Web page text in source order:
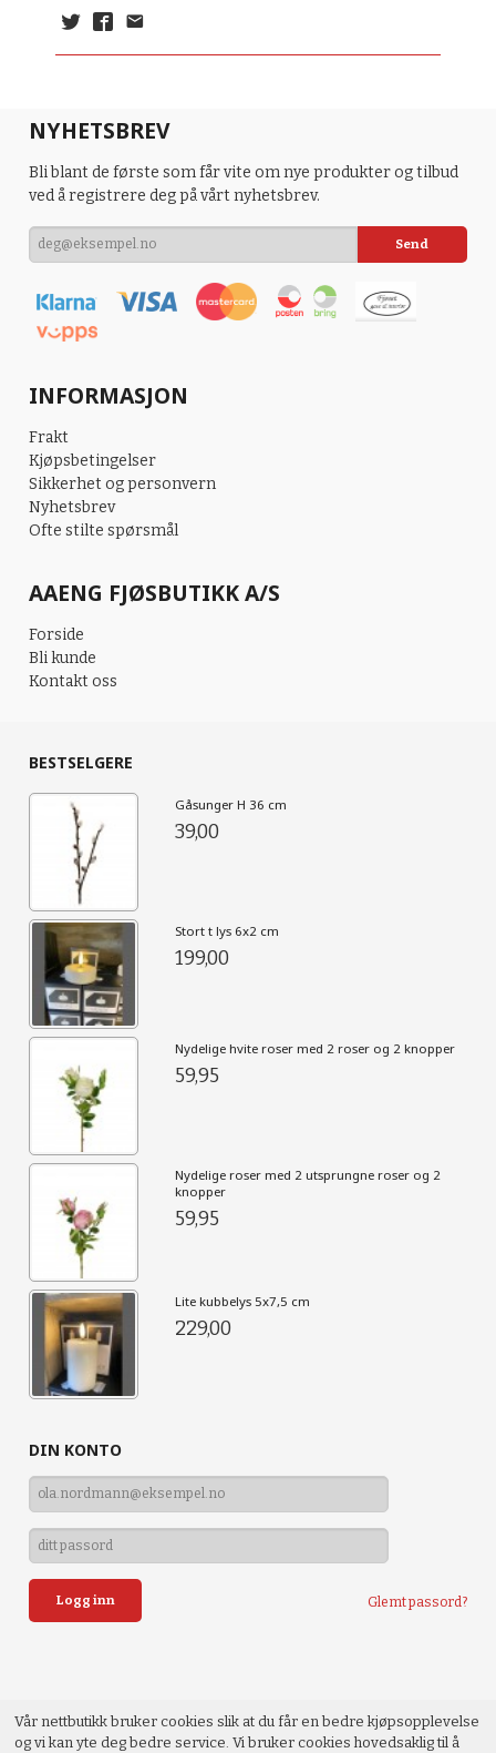
NYHETSBREV
Bli blant de første som får vite om nye produkter og tilbud
ved å registrere deg på vårt nyhetsbrev.
INFORMASJON
Frakt
Kjøpsbetingelser
Sikkerhet og personvern
Nyhetsbrev
Ofte stilte spørsmål
AAENG FJØSBUTIKK A/S
Forside
Bli kunde
Kontakt oss
BESTSELGERE
Gåsunger H 36 cm
39,00
Stort t lys 6x2 cm
199,00
Nydelige hvite roser med 2 roser og 2 knopper
59,95
Nydelige roser med 2 utsprungne roser og 2
knopper
59,95
Lite kubbelys 5x7,5 cm
229,00
DIN KONTO
Glemt passord?
Vår nettbutikk bruker cookies slik at du får en bedre kjøpsopplevelse
og vi kan yte deg bedre service. Vi bruker cookies hovedsaklig til å